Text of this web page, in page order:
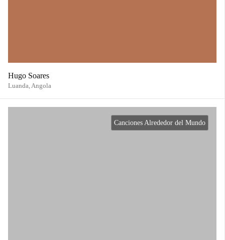
Hugo Soares
Luanda,Angola
Canciones Alrededor del Mundo